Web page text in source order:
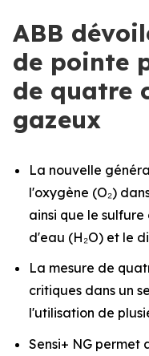
ABB
de pointe
de quatre
gazeux
La nouvelle
l'oxygène (O₂)
ainsi que le
d'eau (H₂O) et le
La mesure de
critiques dans un
l'utilisation de
Sensi+ NG